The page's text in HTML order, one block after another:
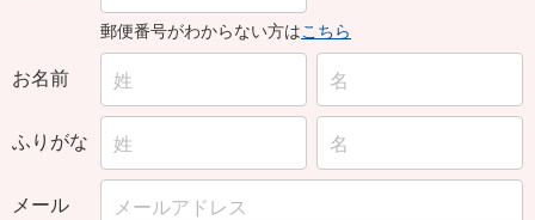
郵便番号がわからない方はこちら
お名前
ふりがな
メール